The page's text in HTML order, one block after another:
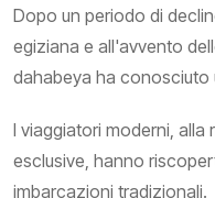
Dopo un periodo di
egiziana e all'avvento
dahabeya ha conosciuto
I viaggiatori moderni,
esclusive, hanno
imbarcazioni tradizionali.